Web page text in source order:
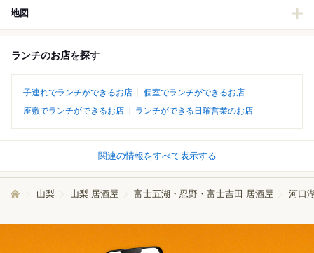
地図
ランチのお店を探す
子連れでランチができるお店
個室でランチができるお店
座敷でランチができるお店
ランチができる日曜営業のお店
関連の情報をすべて表示する
山梨 山梨 居酒屋 富士五湖・忍野・富士吉田 居酒屋 河口